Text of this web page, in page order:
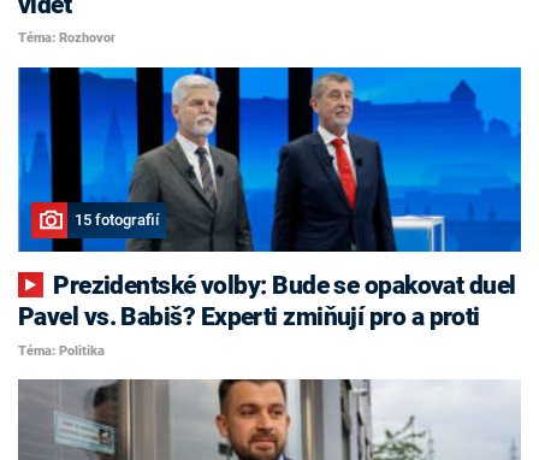
Téma: Rozhovor
15 fotografií
Pavel vs. Babiš? Experti zmiňují pro a proti
Téma: Politika